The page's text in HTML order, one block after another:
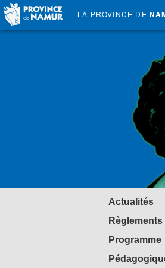
LA PROVINCE DE
Actualités
Règlements
Programme